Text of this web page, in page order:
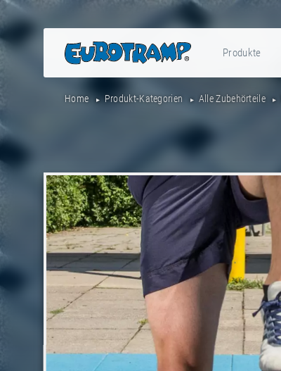
Produkte
Home Produkt-Kategorien Alle Zubehörteile